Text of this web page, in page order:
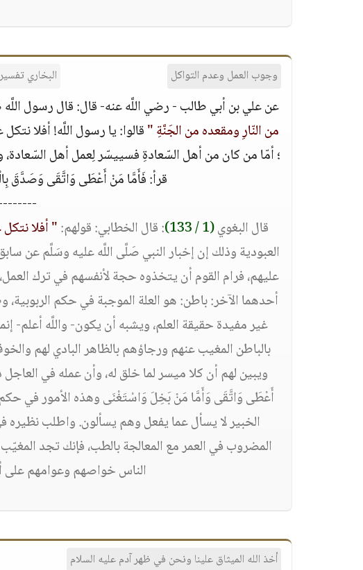
وجوب العمل وعدم التواكل البخاري تفسير القرآن (4666) ، مسلم القدر
عن علي بن أبي طالب - رضي اللَّه عنه- قال: قال رسول
من النّارِ ومقعده من الجَنَّةِ "قالوا: يا رسول اللَّه! أفلا
؛ أمّا من كان من أهل السّعادةِ فسييسّر لِعمل أهل
قرأ: فَأَمَّا مَنْ أَعْطَى وَاتَّقَى وَصَدَّقَ
قال البغوي(1 / 133) : قال الخطابي: قولهم:" أفلا
العبودية وذلك إن إخبار النبي صَلَّى اللَّه عليه وسَلَّم عن
عليهم، فرام القوم أن يتخذوه حجة لأنفسهم في ترك
أحدهما الآخر: باطن: هو العلة الموجبة في حكم
غير مفيدة حقيقة العلم، ويشبه أن يكون- واللَّه أعلم-
بالباطن المغيب عنهم ورجاؤهم بالظاهر البادي لهم
ويبين لهم أن كلا ميسر لما خلق له، وأن عمله في
أَعْطَى وَاتَّقَى وَأَمَّا مَنْ بَخِلَ وَاسْتَغْنَى وهذه الأمور في
الخبير لا يسأل عما يفعل وهم يسألون. واطلب نظيره
المضروب في العمر مع المعالجة بالطب، فإنك تجد
الناس خواصهم وعوامهم على
أخذ الله الميثاق علينا ونحن في ظهر آدم عليه السلام